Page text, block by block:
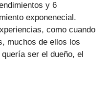
y 6
exponenecial.
como cuando
muchos de ellos los
ser el dueño, el